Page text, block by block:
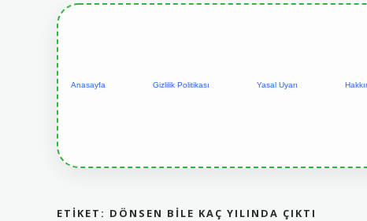
Anasayfa Gizlilik Politikası Yasal Uyarı
ETIKET: DÖNSEN BILE KAÇ YILINDA ÇIKTI